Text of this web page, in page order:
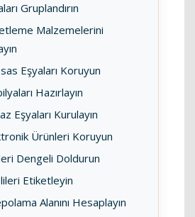
Gruplandırın
Malzemelerini
Eşyaları Koruyun
Hazırlayın
Eşyaları Kurulayın
Ürünleri Koruyun
Dengeli Doldurun
Etiketleyin
Alanını Hesaplayın